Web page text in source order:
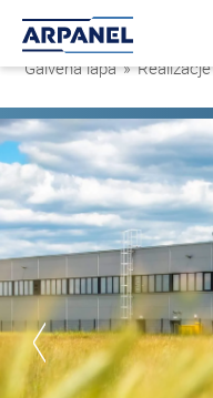
Galvenā lapa » Realizacje